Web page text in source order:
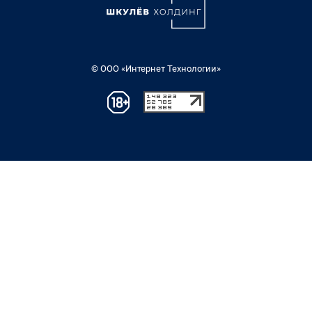
© ООО «Интернет Технологии»